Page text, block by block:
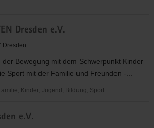
Dresden e.V.
Dresden
Bewegung mit dem Schwerpunkt Kinder
Sport mit der Familie und Freunden -...
Kinder, Jugend, Bildung, Sport
e.V.